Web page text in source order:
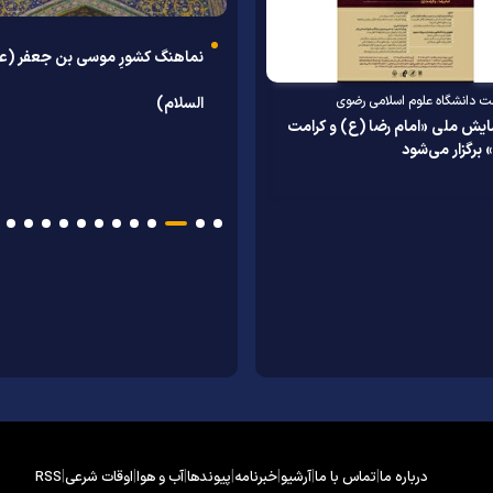
دانشگاه علوم اسلامی رضوی
ملی «امام رضا (ع) و کرامت
برگزار می‌شود
نماهنگ رفیق شهیدم
نماهنگ کشورِ موسی بن جعفر
السلام)
تمهیدات ویژه حرم رضوی برای میزبانی
از هیئت‌های عزاداری در اربعین حسینی
دیدار سفیر جمهوری عراق
درباره ما|تماس با ما|آرشیو|خبرنامه|پیوندها|آب و هوا|اوقات شرعی|
RSS